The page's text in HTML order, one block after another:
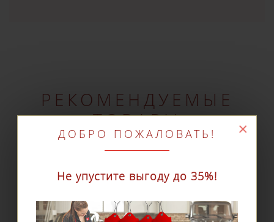
ДОБРО ПОЖАЛОВАТЬ!
Не упустите выгоду до 35%!
×
РЕКОМЕНДУЕМЫЕ
ТОВАРЫ